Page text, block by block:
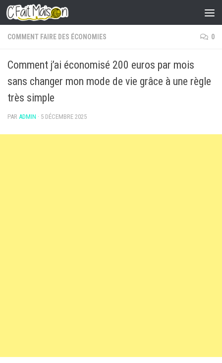
Skip to content
COMMENT FAIRE DES ÉCONOMIES 0
Comment j’ai économisé 200 euros par mois
sans changer mon mode de vie grâce à une règle
très simple
PAR ADMIN · 5 DÉCEMBRE 2025